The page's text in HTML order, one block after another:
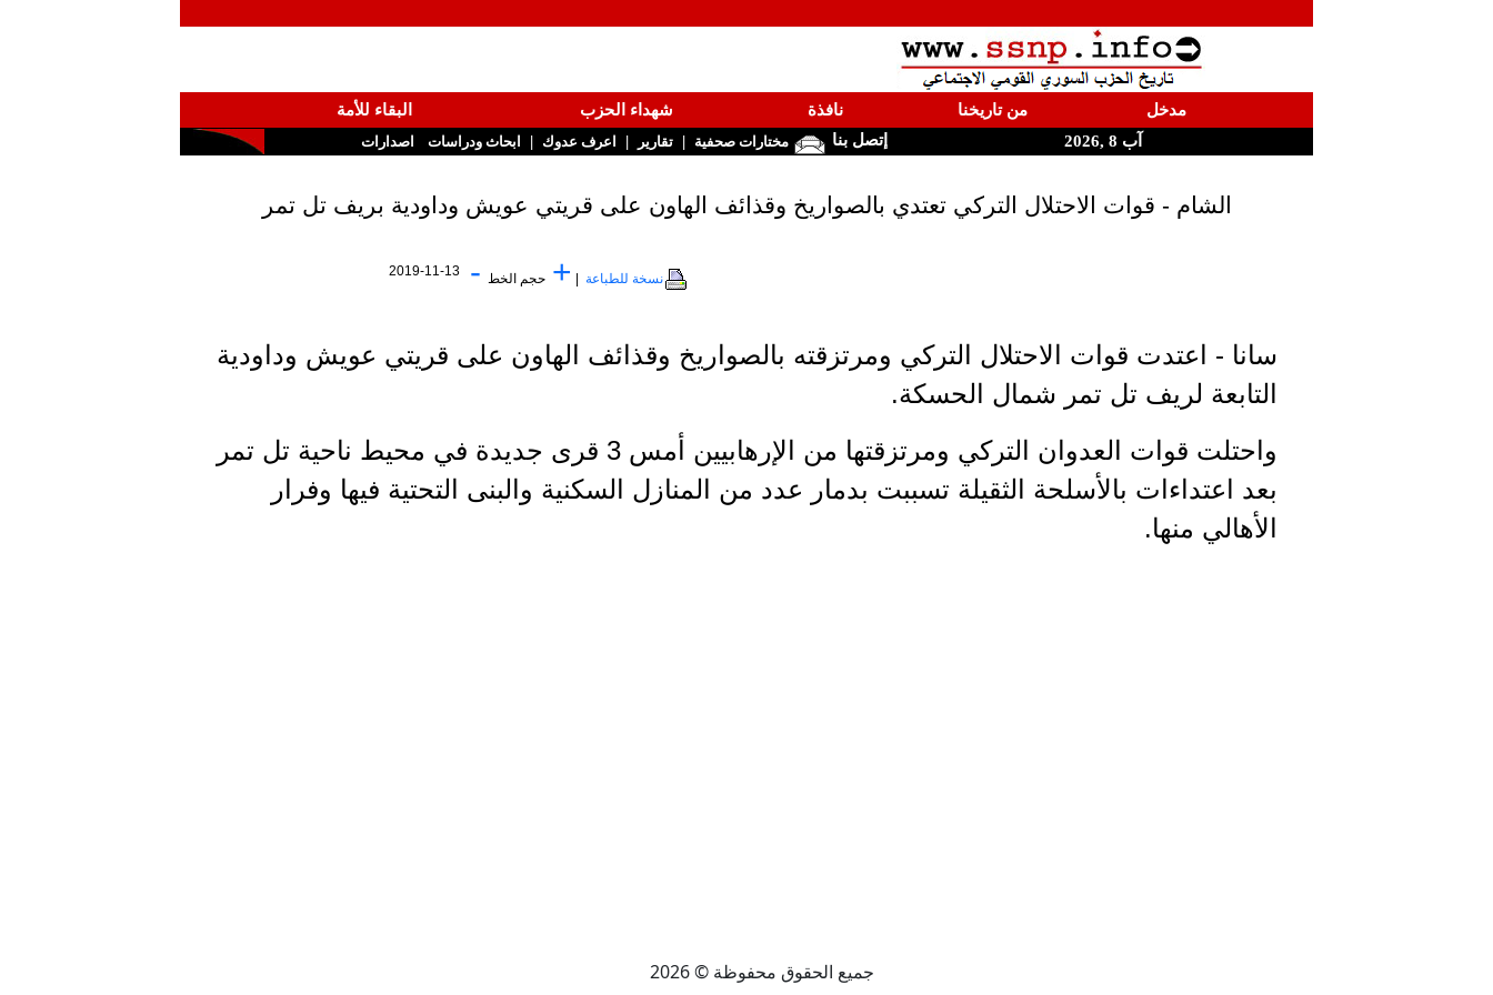
مدخل من تاريخنا نافذة شهداء الحزب
البقاء للأمة
آب 8 ,2026
إتصل بنا مختارات صحفية | تقارير | اعرف عدوك | ابحاث ودراسات اصدارات
الشام - قوات الاحتلال التركي تعتدي بالصواريخ وقذائف الهاون على قريتي عويش وداودية بريف تل تمر
نسخة للطباعة + حجم الخط -
2019-11-13
سانا - اعتدت قوات الاحتلال التركي ومرتزقته بالصواريخ وقذائف الهاون على قريتي عويش وداودية
التابعة لريف تل تمر شمال الحسكة.
واحتلت قوات العدوان التركي ومرتزقتها من الإرهابيين أمس 3 قرى جديدة في محيط ناحية تل تمر
بعد اعتداءات بالأسلحة الثقيلة تسببت بدمار عدد من المنازل السكنية والبنى التحتية فيها وفرار
الأهالي منها.
جميع الحقوق محفوظة © 2026